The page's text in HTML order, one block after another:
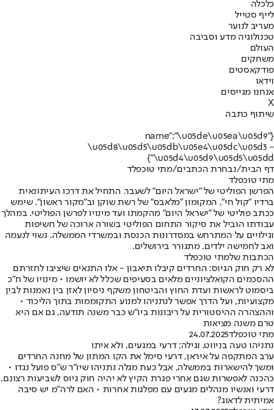
כלכלה
לייף סטייל
מעריב לנוער
טכנולוגיה מדע וסביבה
העולם
משחקים
פודקאסטים
וידאו
אנחנו מגייסים
X
שיתוף כתבה
{"name":"\u05de\u05ea\u05d9
\u05d8\u05d5\u05db\u05e4\u05dc\u05d3 -
\u05d4\u05d9\u05d5\u05dd"}
דף הבית/נבחרת הכתבים/מתי טוכפלד
מתי טוכפלד
הפרשן הפוליטי של "ישראל היום" לשעבר. התחיל את דרכו העיתונאית
ברדיו "קול חי", המקומון "מלאבס" של רשת שוקן וב"מקור ראשון". שימש
ככתב פוליטי של "ישראל היום" מהקמתו ועד מינויו לפרשן הפוליטי. במהלך
עבודתו הוביל את סיקור התחום הפוליטי בשורה ארוכה של חשיפות
וגילויים על המתרחש במסדרונות הכנסת ובמשרדי הממשלה. נשוי לנעמה
ואב לחמישה ילדים. מתגורר בירושלים.
הכתבות שלמתי טוכפלד
לא רק חוק הגיוס: החרדים קיבלו תיאבון - אלו התנאים שיציבו לחזרתם
ההסכמים הקואלציוניים מלאים בסעיפים שכלל לא יושמו • מינויו של ח"כ
ביסמוט לראשות ועדת החוץ והביטחון משקף ניסיון לאזן בין נאמנות לבין
מקצועיות, ועל הדרך אפשר לנתניהו למנוע התקוממות בתוך הליכוד •
וההצהרה ההיסטורית על ריבונות ביו"ש כבר משנה תודעה, גם אם היא
טרם משנה מציאות
מתי טוכפלד24.07.2025
נתניהו טעה בניווט, וגילה: דרעי במגעים, ולא איתו
ערב המתקפה על איראן, דרעי סימל את הקו המתון של מחנה החרדים
ומשך להישארות בממשלה, אבל כעת מגלה נתניהו שיו"ר ש"ס פועל נגדו •
כהכנה לאפשרות שגם אחרי פגרת הקיץ לא יהיה חוק גיוס לשביעות רצונם,
דרעי ואנשיו מנהלים מגעים עם מפלגות אחרות • האם לרה"מ יש סיבה
אמיתית לדאוג?